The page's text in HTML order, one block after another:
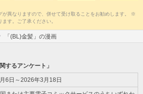
異なりますので、併せて受け取ることをお勧めします。 ※
す。ご了承ください。
「(BL)金髪」の漫画
するアンケート」
6日～2026年3月18日